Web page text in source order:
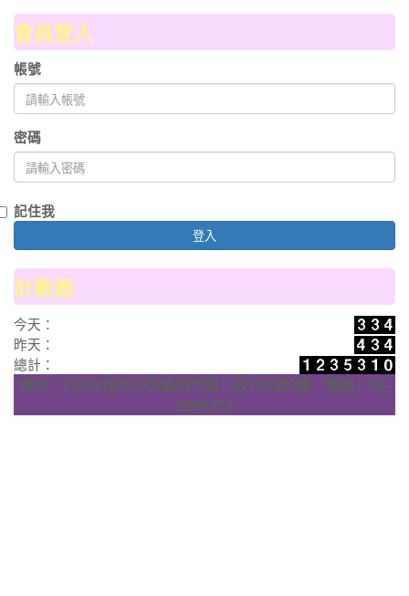
會員登入
帳號
密碼
記住我
登入
計數器
今天：
昨天：
總計：
會址：700台南市中西區西門路二段158號2樓 電話：06-
2286154